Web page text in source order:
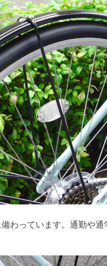
わっています。通勤や